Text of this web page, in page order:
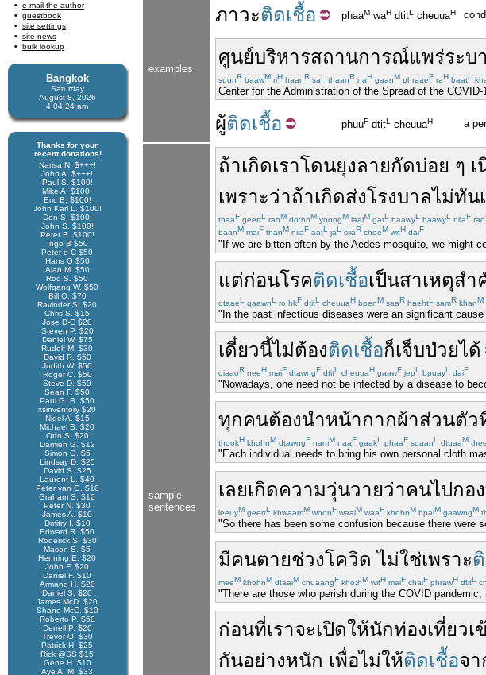
e-mail the author
guestbook
site settings
site news
bulk lookup
Bangkok
Saturday
August 8, 2026
4:04:25 am
Thanks for your
recent donations!
Narisa N. $+++!
John A. $+++!
Paul S. $100!
Mike A. $100!
Eric B. $100!
John Karl L. $100!
Don S. $100!
John S. $100!
Peter B. $100!
Ingo B $50
Peter d C $50
Hans G $50
Alan M. $50
Rod S. $50
Wolfgang W. $50
Bill O. $70
Ravinder S. $20
Chris S. $15
Jose D-C $20
Steven P. $20
Daniel W. $75
Rudolf M. $30
David R. $50
Judith W. $50
Roger C. $50
Steve D. $50
Sean F. $50
Paul G. B. $50
xsinventory $20
Nigel A. $15
Michael B. $20
Otto S. $20
Damien G. $12
Simon G. $5
Lindsay D. $25
David S. $25
Laurent L. $40
Peter van G. $10
Graham S. $10
Peter N. $30
James A. $10
Dmitry I. $10
Edward R. $50
Roderick S. $30
Mason S. $5
Henning E. $20
John F. $20
Daniel F. $10
Armand H. $20
Daniel S. $20
James McD. $20
Shane McC. $10
Roberto P. $50
Derrell P. $20
Trevor O. $30
Patrick H. $25
Rick @SS $15
Gene H. $10
Aye A. M. $33
examples
ภาวะติดเชื้อ phaaM waH dtitL cheuuaH
ศูนย์บริหารสถานการณ์แพร่ระบ
suunR baawM riH haanR saL thaanR naH gaanM phraaeF raH baatL
Center for the Administration of the Spread of the
ผู้ติดเชื้อ phuuF dtitL cheuuaH a
sample
sentences
ถ้าเกิดเราโดนยุงลายกัดบ่อย ๆ เ
เพราะว่าถ้าเกิดส่งโรงบาลไม่ทัน
thaaF geertL raoM do:hnM yoongM laaiM gatL baawyL baawyL niiaF rao
baanM maiF thanM niiaF aatL jaL siiaR cheeM witH daiF
"If we are bitten often by the Aedes mosquito, we might
แต่ก่อนโรคติดเชื้อเป็นสาเหตุสำ
dtaaeL gaawnL ro:hkF dtitL cheuuaH bpenM saaR haehtL samR khanM
"In the past infectious diseases were an significant
เดี๋ยวนี้ไม่ต้องติดเชื้อก็เจ็บป่วยได้
diaaoR neeH maiF dtawngF dtitL cheuuaH gaawF jepL bpuayL daiF
"Nowadays, one need not be infected by a disease to
ทุกคนต้องนำหน้ากากผ้าส่วนตัว
thookH khohnM dtawngF namM naaF gaakL phaaF suaanL dtuaaM thee
"Each individual needs to bring his own personal cloth
เลยเกิดความวุ่นวายว่าคนไปกอง
leeuyM geertL khwaamM woonF waaiM waaF khohnM bpaiM gaawngM
"So there has been some confusion because there were
มีคนตายช่วงโควิด ไม่ใช่เพราะ
meeM khohnM dtaaiM chuaangF kho:hM witH maiF chaiF phrawH dtitL
"There are those who perish during the COVID
ก่อนที่เราจะเปิดให้นักท่องเที่ยวเ
กันอย่างหนัก เพื่อไม่ให้ติดเชื้อจา